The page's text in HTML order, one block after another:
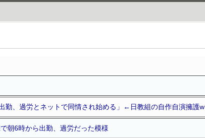
勤、過労とネットで同情され始める」←日教組の自作自演擁護w
朝6時から出勤、過労だった模様